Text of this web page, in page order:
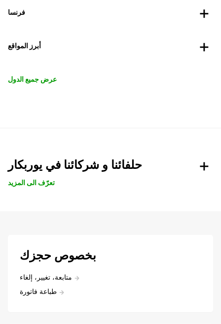
فرنسا
أبرز المواقع
عرض جميع الدول
حلفائنا و شركائنا في يوربكار
تعرّف الى المزيد
بخصوص حجزك
متابعة، تغيير، إلغاء
طباعة فاتورة